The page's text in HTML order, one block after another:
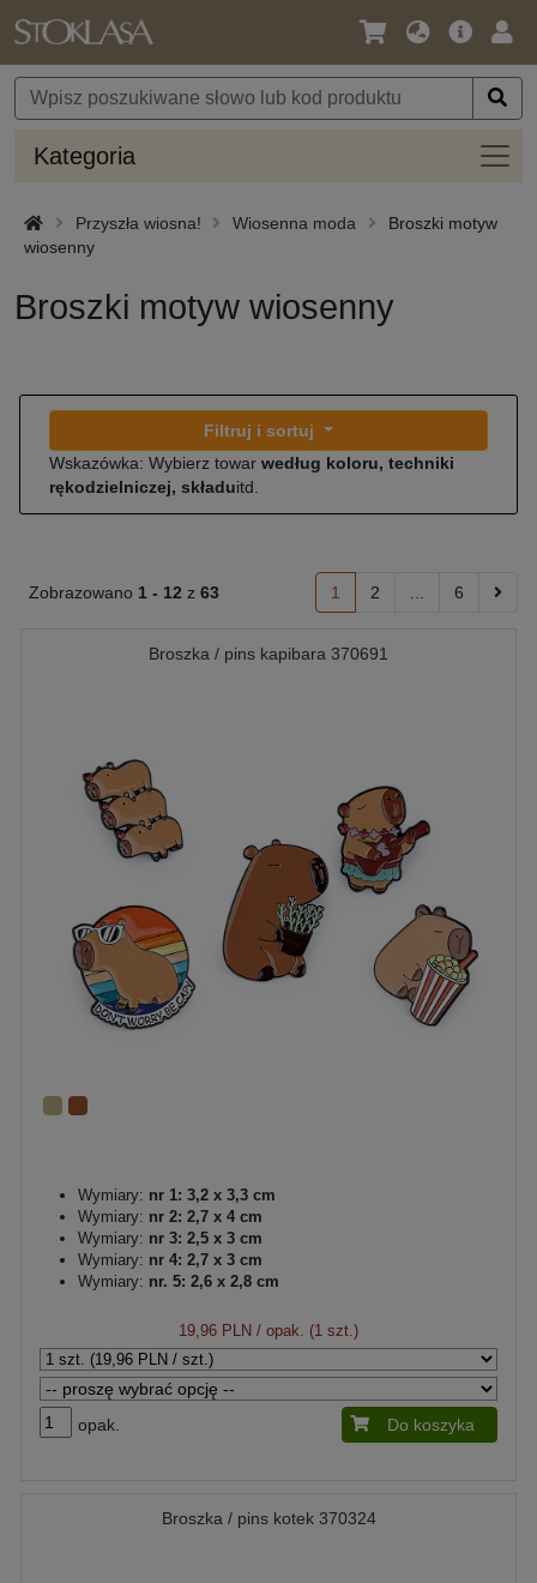
Język
Waluta
Oferta
Kategoria
Przyszła wiosna! Wiosenna moda
Broszki motyw
wiosenny
Broszki motyw wiosenny
Filtruj i sortuj
Wskazówka: Wybierz towar według koloru, techniki
rękodzielniczej, składuitd.
Zobrazowano 1 - 12 z 63 1 2 6
Broszka / pins kapibara 370691
Wymiary: nr 1: 3,2 x 3,3 cm
Wymiary: nr 2: 2,7 x 4 cm
Wymiary: nr 3: 2,5 x 3 cm
Wymiary: nr 4: 2,7 x 3 cm
Wymiary: nr. 5: 2,6 x 2,8 cm
19,96 PLN / opak. (1 szt.)
opak. Do koszyka
Broszka / pins kotek 370324